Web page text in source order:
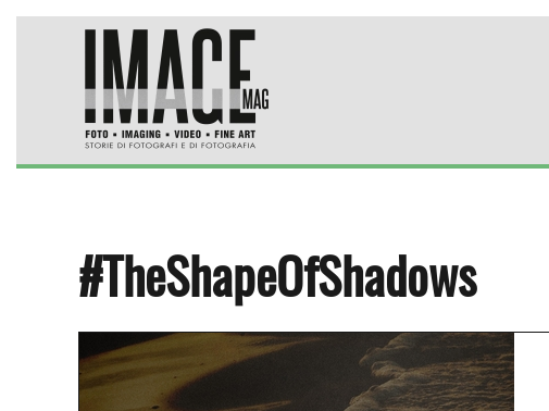
Skip to main content
#TheShapeOfShadows